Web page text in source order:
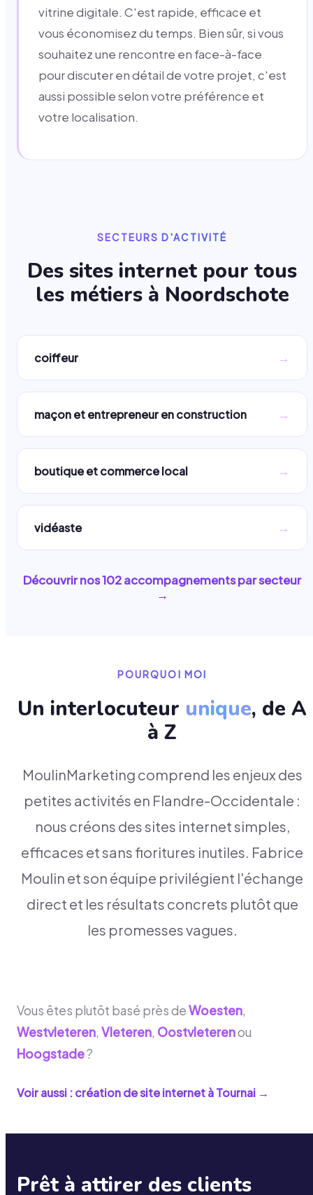
vitrine digitale. C'est rapide, efficace et
vous économisez du temps. Bien sûr, si vous
souhaitez une rencontre en face-à-face
pour discuter en détail de votre projet, c'est
aussi possible selon votre préférence et
votre localisation.
SECTEURS D'ACTIVITÉ
Des sites internet pour tous
les métiers à Noordschote
coiffeur →
maçon et entrepreneur en construction →
boutique et commerce local →
vidéaste →
Découvrir nos102accompagnements par secteur
→
POURQUOI MOI
Un interlocuteur unique, de A
à Z
MoulinMarketing comprend les enjeux des
petites activités en Flandre-Occidentale :
nous créons des sites internet simples,
efficaces et sans fioritures inutiles. Fabrice
Moulin et son équipe privilégient l'échange
direct et les résultats concrets plutôt que
les promesses vagues.
Vous êtes plutôt basé près deWoesten,
Westvleteren, Vleteren, Oostvleterenou
Hoogstade?
Voir aussi : création de site internet àTournai →
Prêt à attirer des clients